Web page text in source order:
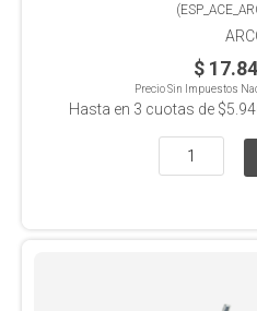
(
$
Precio Sin Impuestos
Hasta en 3 cuotas de